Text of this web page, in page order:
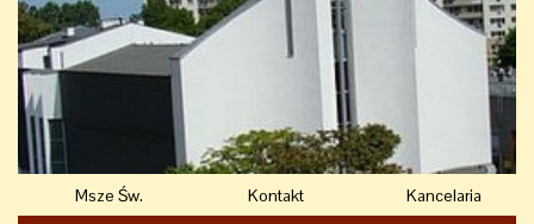
Msze Św. Kontakt Kancelaria